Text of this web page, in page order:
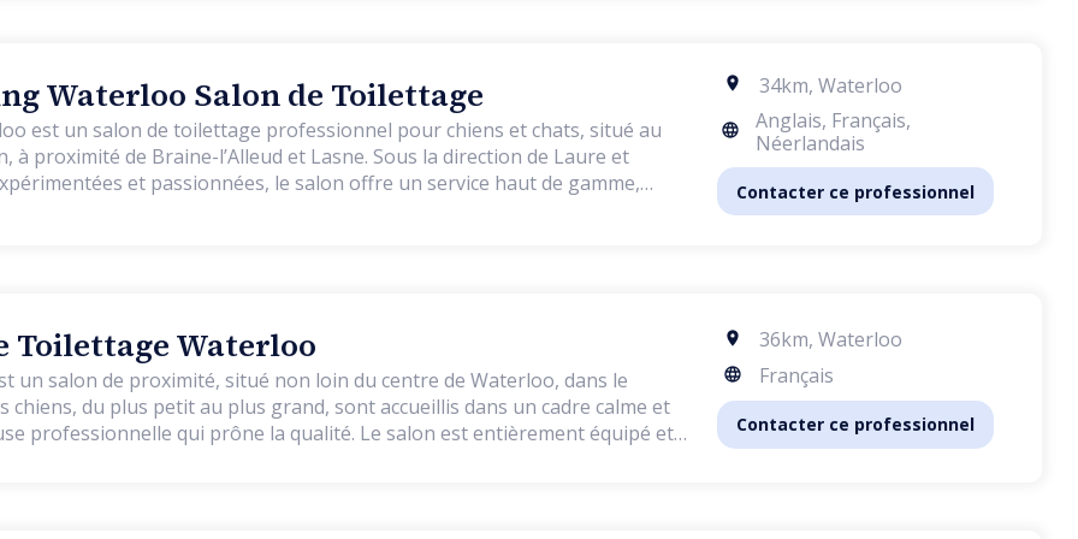
Waterloo Salon de Toilettage
est un salon de toilettage professionnel pour chiens et chats, situé au
de Braine-l’Alleud et Lasne. Sous la direction de Laure et
et passionnées, le salon offre un service haut de gamme,
ou simple retouche. Tous les soins incluent également la coupe des
oreilles, le nettoyage des yeux et le soin des dents. Notre matériel est de
impeccablement propre, et nous utilisons exclusivement des produits
de la peau et du pelage. La qualité du résultat repose
adaptée à la morphologie, au tempérament et aux besoins de
34km, Waterloo
Anglais, Français,
Néerlandais
Contacter ce professionnel
Toilettage Waterloo
un salon de proximité, situé non loin du centre de Waterloo, dans le
chiens, du plus petit au plus grand, sont accueillis dans un cadre calme et
professionnelle qui prône la qualité. Le salon est entièrement équipé et
36km, Waterloo
Français
Contacter ce professionnel